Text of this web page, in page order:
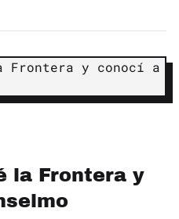
la Frontera y